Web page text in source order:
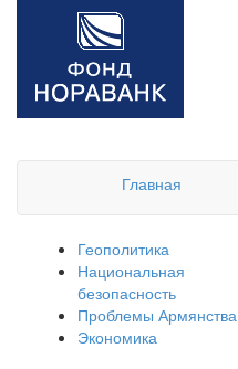
Главная
Геополитика
Национальная
безопасность
Проблемы Армянства
Экономика